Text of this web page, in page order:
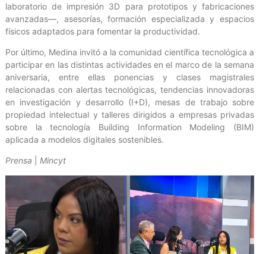
laboratorio de impresión 3D para prototipos y fabricaciones
avanzadas—, asesorías, formación especializada y espacios
físicos adaptados para fomentar la productividad.
Por último, Medina invitó a la comunidad científica tecnológica a
participar en las distintas actividades en el marco de la semana
aniversaria, entre ellas ponencias y clases magistrales
relacionadas con alertas tecnológicas, tendencias innovadoras
en investigación y desarrollo (I+D), mesas de trabajo sobre
propiedad intelectual y talleres dirigidos a empresas privadas
sobre la tecnología Building Information Modeling (BIM)
aplicada a modelos digitales sostenibles.
Prensa Mincyt